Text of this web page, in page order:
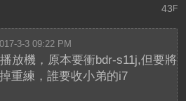
43 F
3-3 09:22 PM
放機，原本要衝bdr-s11j,但要將
重練，誰要收小弟的i7